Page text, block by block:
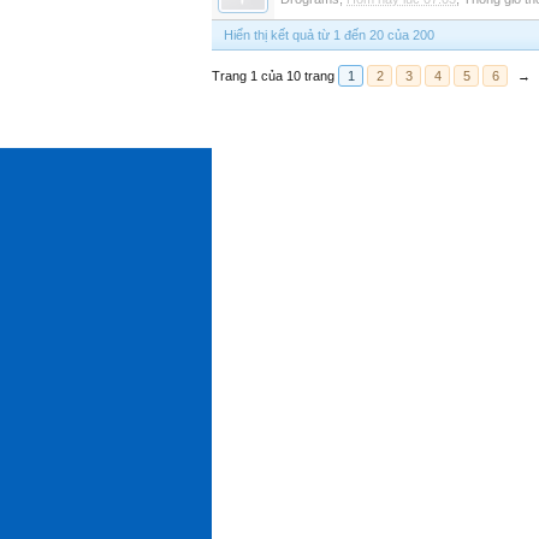
Hiển thị kết quả từ 1 đến 20 của 200
Trang 1 của 10 trang 1 2 3 4 5 6 →